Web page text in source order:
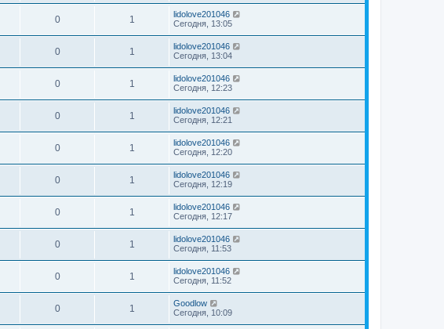
0 1
lidolove201046
Сегодня, 13:05
0 1
lidolove201046
Сегодня, 13:04
0 1
lidolove201046
Сегодня, 12:23
0 1
lidolove201046
Сегодня, 12:21
0 1
lidolove201046
Сегодня, 12:20
0 1
lidolove201046
Сегодня, 12:19
0 1
lidolove201046
Сегодня, 12:17
0 1
lidolove201046
Сегодня, 11:53
0 1
lidolove201046
Сегодня, 11:52
0 1
Goodlow
Сегодня, 10:09